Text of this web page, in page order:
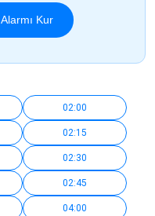
Alarmı Kur
02:00
02:15
02:30
02:45
04:00